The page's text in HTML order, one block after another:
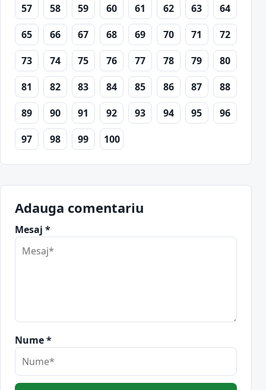
57
58 59 60 61 62 63
64
65
66 67 68 69 70 71
72
73
74 75 76 77 78 79
80
81
82 83 84 85 86 87
88
89
90 91 92 93 94 95
96
97
98 99 100
Adauga comentariu
Mesaj *
Nume *